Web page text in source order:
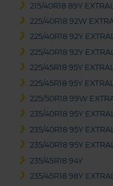
215/40R18 89Y
225/40R18 92W
225/40R18 92Y
225/40R18 92Y
225/45R18 95Y
225/45R18 95Y
225/50R18 99W
235/40R18 95Y
235/40R18 95Y
235/40R18 95Y
235/45R18 94Y
235/45R18 98Y